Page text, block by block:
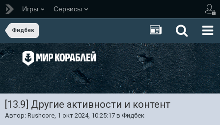
Игры Сервисы
Фидбек
[13.9] Другие активности и контент
Автор: Rushcore, 1 окт 2024, 10:25:17 в Фидбек